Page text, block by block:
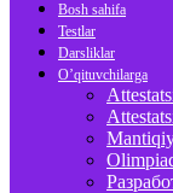
Bosh sahifa
Testlar
Darsliklar
O’qituvchilarga